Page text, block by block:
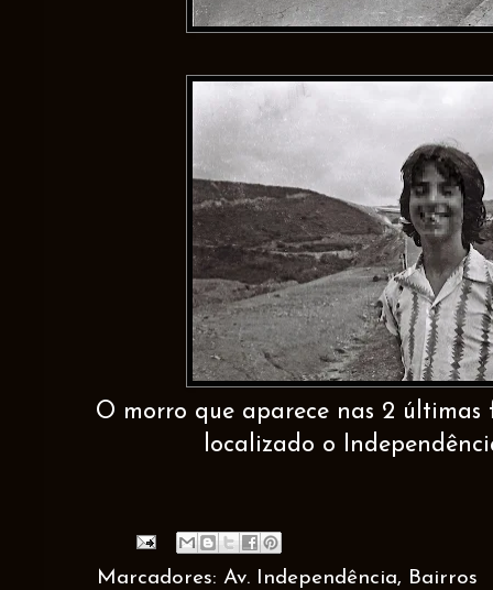
O morro que aparece nas 2 últimas
localizado o
Marcadores: Av. Independência, Bairros